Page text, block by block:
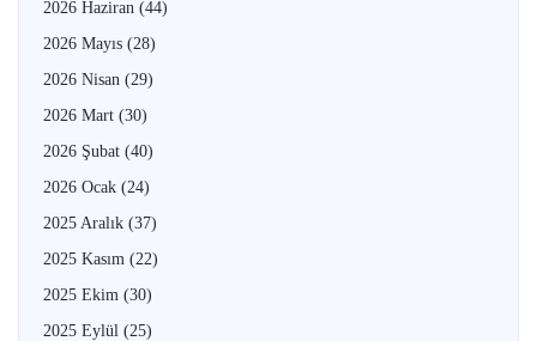
2026 Haziran (44)
2026 Mayıs (28)
2026 Nisan (29)
2026 Mart (30)
2026 Şubat (40)
2026 Ocak (24)
2025 Aralık (37)
2025 Kasım (22)
2025 Ekim (30)
2025 Eylül (25)